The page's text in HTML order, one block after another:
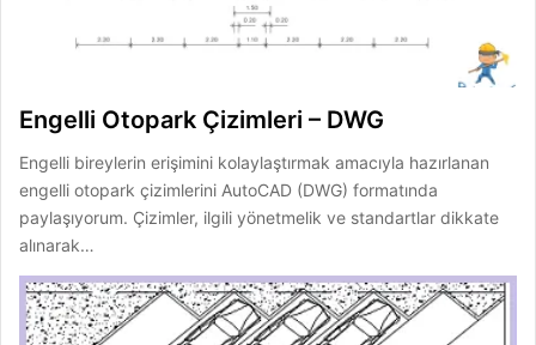
Engelli Otopark Çizimleri – DWG
Engelli bireylerin erişimini kolaylaştırmak amacıyla hazırlanan
engelli otopark çizimlerini AutoCAD (DWG) formatında
paylaşıyorum. Çizimler, ilgili yönetmelik ve standartlar dikkate
alınarak…